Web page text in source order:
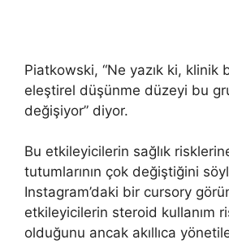
Piatkowski, “Ne yazık ki, klinik
eleştirel düşünme düzeyi bu
değişiyor” diyor.
Bu etkileyicilerin sağlık
tutumlarının çok değiştiğini
Instagram’daki bir cursory
etkileyicilerin steroid kullanım
olduğunu ancak akıllıca